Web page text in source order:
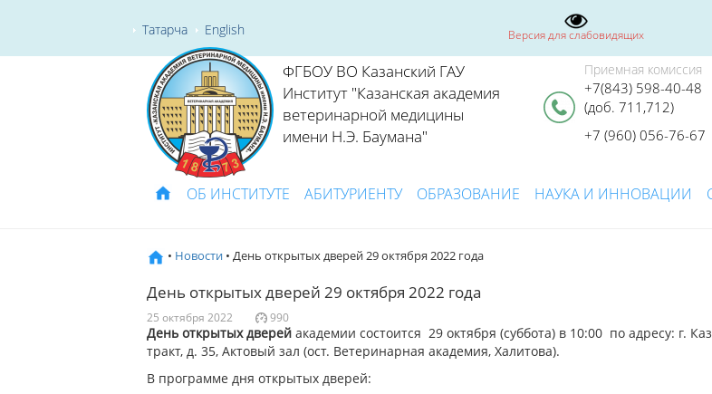
Татарча English Версия для слабовидящих
ФГБОУ ВО Казанский ГАУ
Институт "Казанская академия
ветеринарной медицины
имени Н.Э. Баумана"
Приемная комиссия
+7(843) 598-40-48
(доб. 711,712)
+7 (960) 056-76-67
ОБ ИНСТИТУТЕ АБИТУРИЕНТУ ОБРАЗОВАНИЕ НАУКА И ИННОВАЦИИ
• Новости • День открытых дверей 29 октября 2022 года
День открытых дверей 29 октября 2022 года
25 октября 2022 990
День открытых дверей академии состоится 29 октября (суббота) в 10:00 по адресу: г.
тракт, д. 35, Актовый зал (ост. Ветеринарная академия, Халитова).
В программе дня открытых дверей: